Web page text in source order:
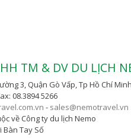
TM & DV DU LỊCH
3, Quận Gò Vấp, Tp Hồ Chí Minh
08.3894 5266
- sales@nemotravel.vn
về Công ty du lịch Nemo
Bàn Tay Số